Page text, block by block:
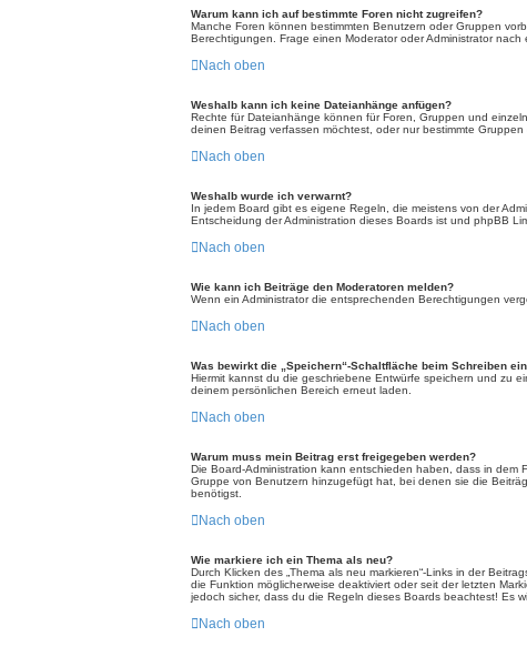
Warum kann ich auf bestimmte Foren nicht zugreifen?
Manche Foren können bestimmten Benutzern oder Gruppen
Berechtigungen. Frage einen Moderator oder Administrator nach
Nach oben
Weshalb kann ich keine Dateianhänge anfügen?
Rechte für Dateianhänge können für Foren, Gruppen und
deinen Beitrag verfassen möchtest, oder nur bestimmte
Nach oben
Weshalb wurde ich verwarnt?
In jedem Board gibt es eigene Regeln, die meistens von der
Entscheidung der Administration dieses Boards ist und phpBB
Nach oben
Wie kann ich Beiträge den Moderatoren melden?
Wenn ein Administrator die entsprechenden Berechtigungen
Nach oben
Was bewirkt die „Speichern“-Schaltfläche beim Schreiben
Hiermit kannst du die geschriebene Entwürfe speichern und zu
deinem persönlichen Bereich erneut laden.
Nach oben
Warum muss mein Beitrag erst freigegeben werden?
Die Board-Administration kann entschieden haben, dass in dem
Gruppe von Benutzern hinzugefügt hat, bei denen sie die
benötigst.
Nach oben
Wie markiere ich ein Thema als neu?
Durch Klicken des „Thema als neu markieren“-Links in der
die Funktion möglicherweise deaktiviert oder seit der letzten
jedoch sicher, dass du die Regeln dieses Boards beachtest! Es
Nach oben